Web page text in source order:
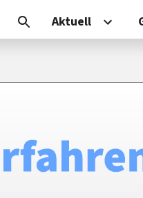
Aktuell